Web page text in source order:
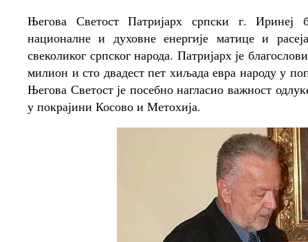
Његова Светост Патријарх српски г. Иринеј
националне и духовне енергије матице и
свеколиког српског народа. Патријарх је
милион и сто двадест пет хиљада евра народу у
Његова Светост је посебно нагласио важност
у покрајини Косово и Метохија.